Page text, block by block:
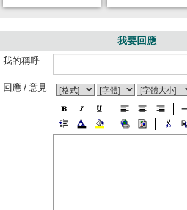
我要回應
我的稱呼
回應 / 意見